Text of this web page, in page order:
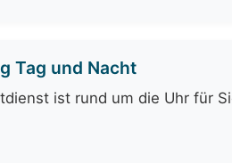
Tag und Nacht
ist rund um die Uhr für